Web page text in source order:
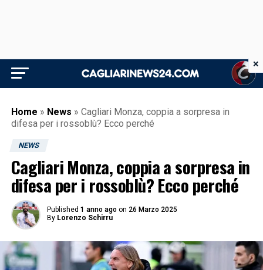
Home » News » Cagliari Monza, coppia a sorpresa in
difesa per i rossoblù? Ecco perché
NEWS
Cagliari Monza, coppia a sorpresa in
difesa per i rossoblù? Ecco perché
Published 1 anno ago on 26 Marzo 2025
By Lorenzo Schirru
×